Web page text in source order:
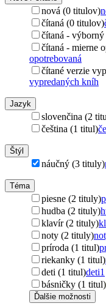
nová (0 titulov)
čítaná (0 titulov)
čítaná -
čítaná - mierne
opotrebovaná
čítané verzie
vypredaných kníh
Jazyk
slovenčina (2
čeština (1 titul)
Štýl
náučný (3 tituly)
Téma
piesne (2 tituly)
hudba (2 tituly)
klavír (2 tituly)
noty (2 tituly)
príroda (1 titul)
riekanky (1 titul)
deti (1 titul)deti1
básničky (1 titul)
Ďalšie možnosti